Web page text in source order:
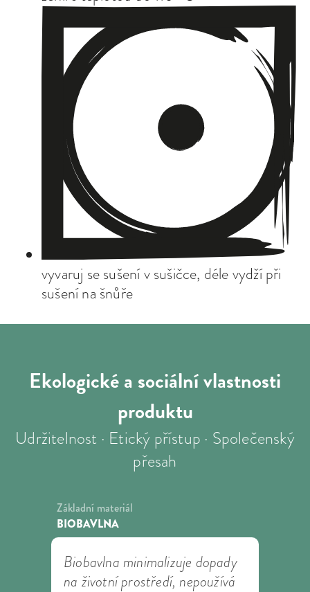
vyvaruj se sušení v sušičce, déle vydží při
sušení na šnůře
Ekologické a sociálnívlastnosti
produktu
Udržitelnost · Etický přístup · Společenský
přesah
Základní materiál
BIOBAVLNA
Biobavlna minimalizuje dopady
na životní prostředí, nepoužívá